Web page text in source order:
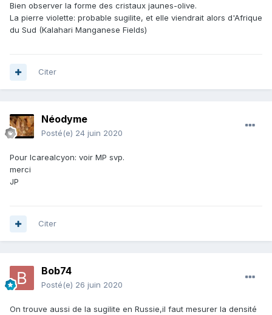
Bien observer la forme des cristaux jaunes-olive.
La pierre violette: probable sugilite, et elle viendrait alors d'Afrique
du Sud (Kalahari Manganese Fields)
Citer
Néodyme
Posté(e) 24 juin 2020
Pour Icarealcyon: voir MP svp.
merci
JP
Citer
Bob74
Posté(e) 26 juin 2020
On trouve aussi de la sugilite en Russie,il faut mesurer la densité